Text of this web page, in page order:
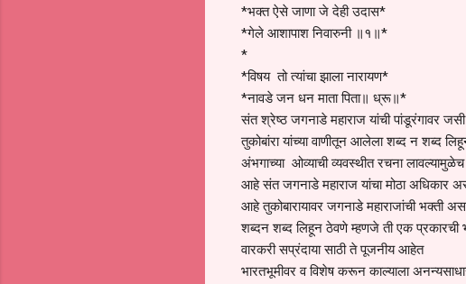
*भक्त ऐसे जाणा जे देही उदास*
*गेले आशापाश निवारुनी ॥१॥*
*
*विषय तो त्यांचा झाला नारायण*
*नावडे जन धन माता पिता॥ ध्रू॥*
संत श्रेष्ठ जगनाडे महाराज यांची पांडूरंगावर जसी
तुकोबांरा यांच्या वाणीतून आलेला शब्द न शब्द
अंभगाच्या ओव्याची व्यवस्थीत रचना
आहे संत जगनाडे महाराज यांचा मोठा अधिकार
आहे तुकोबारायावर जगनाडे महाराजांची भक्ती
शब्दन शब्द लिहून ठेवणे म्हणजे ती एक प्रकारची
वारकरी सप्रंदाया साठी ते पूजनीय आहेत
भारतभूमीवर व विशेष करून काल्याला